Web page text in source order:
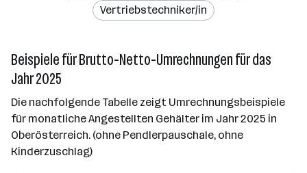
Vertriebstechniker/in
Beispiele für Brutto-Netto-Umrechnungen für das
Jahr 2025
Die nachfolgende Tabelle zeigt Umrechnungsbeispiele
für monatliche Angestellten Gehälter im Jahr 2025 in
Oberösterreich. (ohne Pendlerpauschale, ohne
Kinderzuschlag)